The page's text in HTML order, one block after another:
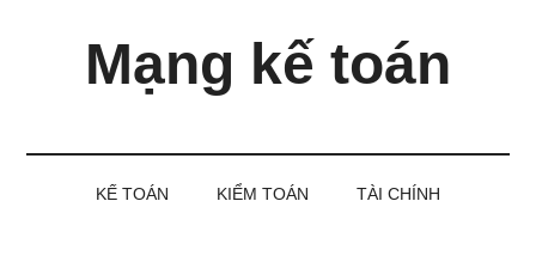
Mạng kế toán
KẾ TOÁN KIỂM TOÁN TÀI CHÍNH